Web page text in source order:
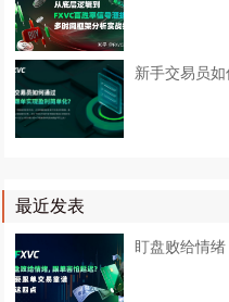
新手交易员
最近发表
盯盘败给情